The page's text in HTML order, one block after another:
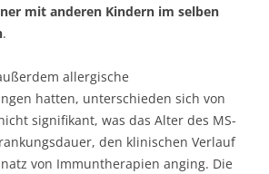
mit anderen Kindern im selben
.
allergische
hatten, unterschieden sich von
signifikant, was das Alter des MS-
den klinischen Verlauf
von Immuntherapien anging. Die